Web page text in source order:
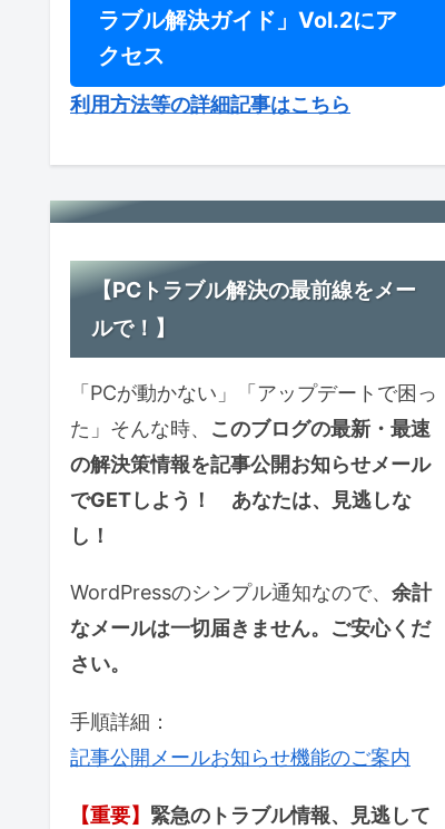
ラブル解決ガイド」Vol.2にア
クセス
利用方法等の詳細記事はこちら
【PCトラブル解決の最前線をメー
ルで！】
「PCが動かない」「アップデートで困っ
た」そんな時、 このブログの最新・最速
の解決策情報を記事公開お知らせメール
でGETしよう！ あなたは、見逃しな
し！
WordPressのシンプル通知なので、 余計
なメールは一切届きません。ご安心くだ
さい。
手順詳細：
記事公開メールお知らせ機能のご案内
【重要】 緊急のトラブル情報、見逃して